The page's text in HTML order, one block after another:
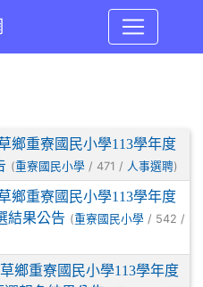
鄉重寮國民小學113學年度
(重寮國民小學 / 471 / 人事選聘)
鄉重寮國民小學113學年度
結果公告 (重寮國民小學 / 542 /
鄉重寮國民小學113學年度